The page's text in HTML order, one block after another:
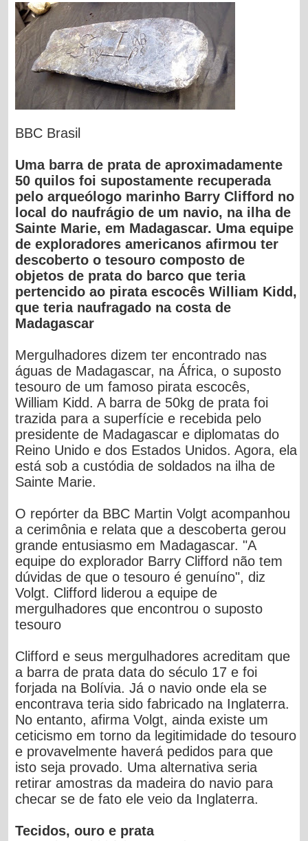
BBC Brasil
Uma barra de prata de aproximadamente
50 quilos foi supostamente recuperada
pelo arqueólogo marinho Barry Clifford no
local do naufrágio de um navio, na ilha de
Sainte Marie, em Madagascar. Uma equipe
de exploradores americanos afirmou ter
descoberto o tesouro composto de
objetos de prata do barco que teria
pertencido ao pirata escocês William Kidd,
que teria naufragado na costa de
Madagascar
Mergulhadores dizem ter encontrado nas
águas de Madagascar, na África, o suposto
tesouro de um famoso pirata escocês,
William Kidd. A barra de 50kg de prata foi
trazida para a superfície e recebida pelo
presidente de Madagascar e diplomatas do
Reino Unido e dos Estados Unidos. Agora, ela
está sob a custódia de soldados na ilha de
Sainte Marie.
O repórter da BBC Martin Volgt acompanhou
a cerimônia e relata que a descoberta gerou
grande entusiasmo em Madagascar. "A
equipe do explorador Barry Clifford não tem
dúvidas de que o tesouro é genuíno", diz
Volgt. Clifford liderou a equipe de
mergulhadores que encontrou o suposto
tesouro
Clifford e seus mergulhadores acreditam que
a barra de prata data do século 17 e foi
forjada na Bolívia. Já o navio onde ela se
encontrava teria sido fabricado na Inglaterra.
No entanto, afirma Volgt, ainda existe um
ceticismo em torno da legitimidade do tesouro
e provavelmente haverá pedidos para que
isto seja provado. Uma alternativa seria
retirar amostras da madeira do navio para
checar se de fato ele veio da Inglaterra.
Tecidos, ouro e prata